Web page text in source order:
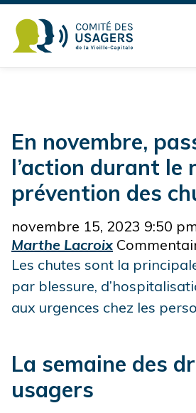
En novembre,
l’action durant le
prévention des
novembre 15, 2023 9:50
Marthe Lacroix
Les chutes sont la
par blessure,
aux urgences chez les
La semaine des
usagers